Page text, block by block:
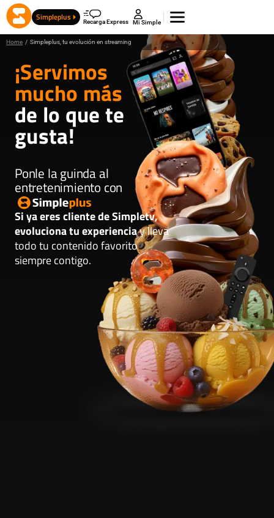
Simpleplus Recarga Express Mi Simple
Home / Simpleplus, tu evolución en streaming
¡Servimos
mucho más
de lo que te
gusta!
Ponle la guinda al
entretenimiento con
Si ya eres cliente de Simpletv,
evoluciona tu experienciay lleva
todo tu contenido favorito
siempre contigo.